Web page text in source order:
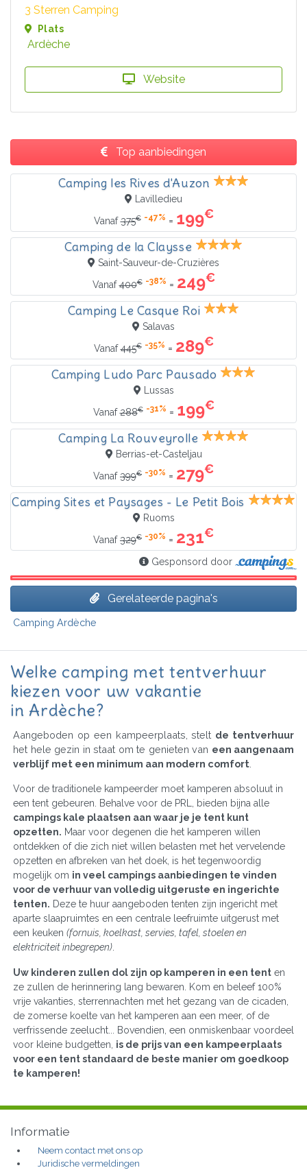
3 Sterren Camping
Plats
Ardèche
Website
Top aanbiedingen
Camping les Rives d'Auzon
Lavilledieu
Vanaf375€ -47% = 199€
Camping de la Claysse
Saint-Sauveur-de-Cruzières
Vanaf400€ -38% = 249€
Camping Le Casque Roi
Salavas
Vanaf445€ -35% = 289€
Camping Ludo Parc Pausado
Lussas
Vanaf288€ -31% = 199€
Camping La Rouveyrolle
Berrias-et-Casteljau
Vanaf399€ -30% = 279€
Camping Sites et Paysages - Le Petit Bois
Ruoms
Vanaf329€ -30% = 231€
Gesponsord door
Gerelateerde pagina's
Camping Ardèche
Welke camping met tentverhuur
kiezen voor uw vakantie
in Ardèche?
Aangeboden op een kampeerplaats, stelt de tentverhuur
het hele gezin in staat om te genieten van een aangenaam
verblijf met een minimum aan modern comfort
Voor de traditionele kampeerder moet kamperen absoluut in
een tent gebeuren. Behalve voor de PRL, bieden bijna alle
campings kale plaatsen aan waar je je tent kunt
opzetten. Maar voor degenen die het kamperen willen
ontdekken of die zich niet willen belasten met het vervelende
opzetten en afbreken van het doek, is het tegenwoordig
mogelijk om in veel campings aanbiedingen te vinden
voor de verhuur van volledig uitgeruste en ingerichte
tenten. Deze te huur aangeboden tenten zijn ingericht met
aparte slaapruimtes en een centrale leefruimte uitgerust met
een keuken (fornuis, koelkast, servies, tafel, stoelen en
elektriciteit inbegrepen)
Uw kinderen zullen dol zijn op kamperen in een tent en
ze zullen de herinnering lang bewaren. Kom en beleef 100%
vrije vakanties, sterrennachten met het gezang van de cicaden,
de zomerse koelte van het kamperen aan een meer, of de
verfrissende zeelucht... Bovendien, een onmiskenbaar voordeel
voor kleine budgetten, is de prijs van een kampeerplaats
voor een tent standaard de beste manier om goedkoop
te kamperen!
Informatie
Neem contact met ons op
Juridische vermeldingen